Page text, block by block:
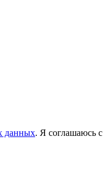
данных. Я соглашаюсь с